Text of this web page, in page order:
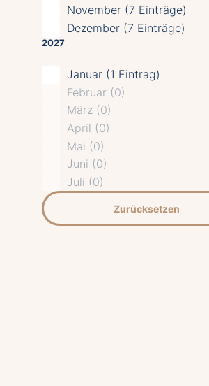
November (7 Einträge)
Dezember (7 Einträge)
2027
Januar (1 Eintrag)
Februar (0)
März (0)
April (0)
Mai (0)
Juni (0)
Juli (0)
Zurücksetzen